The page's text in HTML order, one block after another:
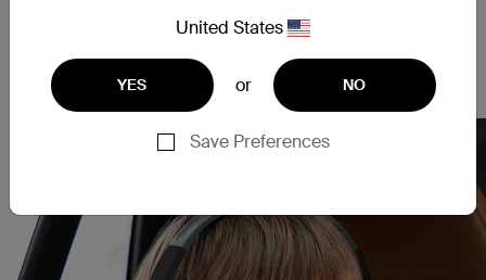
United States
YES or NO
Save Preferences
에도 안전을 유지합니다. 최대 30시간의 배터리 수명
간을 방해 없이 보낼 수 있습니다.